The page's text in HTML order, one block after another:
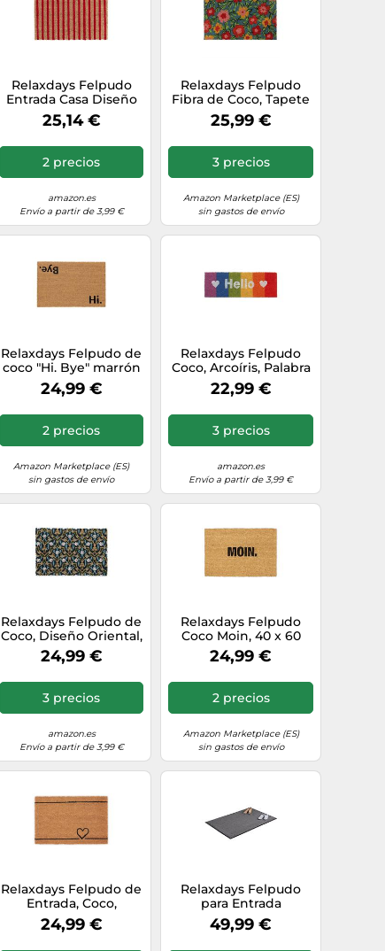
Relaxdays Felpudo
Entrada Casa Diseño
Rayas, Alfombra Coco,
40x60 cm,
Interior y Exterior,
Natural/Rojo
25,14 €
2 precios
amazon.es
Envío a partir de 3,99 €
Relaxdays Felpudo
Fibra de Coco, Tapete
Puerta, con Flores,
40x60cm, Exterior,
Antideslizante,
Multicolor
25,99 €
3 precios
Amazon Marketplace (ES)
sin gastos de envío
Relaxdays Felpudo de
coco "Hi. Bye" marrón
claro,negro
24,99 €
2 precios
Amazon Marketplace (ES)
sin gastos de envío
Relaxdays Felpudo
Coco, Arcoíris, Palabra
Hello y Corazón, 75x25,
Alfombrilla Entrada,
Multicolor
22,99 €
3 precios
amazon.es
Envío a partir de 3,99 €
Relaxdays Felpudo de
Coco, Diseño Oriental,
60 x 40 cm,
Antideslizante,
Exterior, Multicolor
24,99 €
3 precios
amazon.es
Envío a partir de 3,99 €
Relaxdays Felpudo
Coco Moin, 40 x 60
cm, Tapete Puerta,
Alfombra Entrada,
Antideslizante, Marrón
24,99 €
2 precios
Amazon Marketplace (ES)
sin gastos de envío
Relaxdays Felpudo de
Entrada, Coco,
Alfombrilla para
Puerta, Corazón,
24,99 €
Relaxdays Felpudo
para Entrada
Antideslizante Clásico,
Polipropileno-PVC,
49,99 €